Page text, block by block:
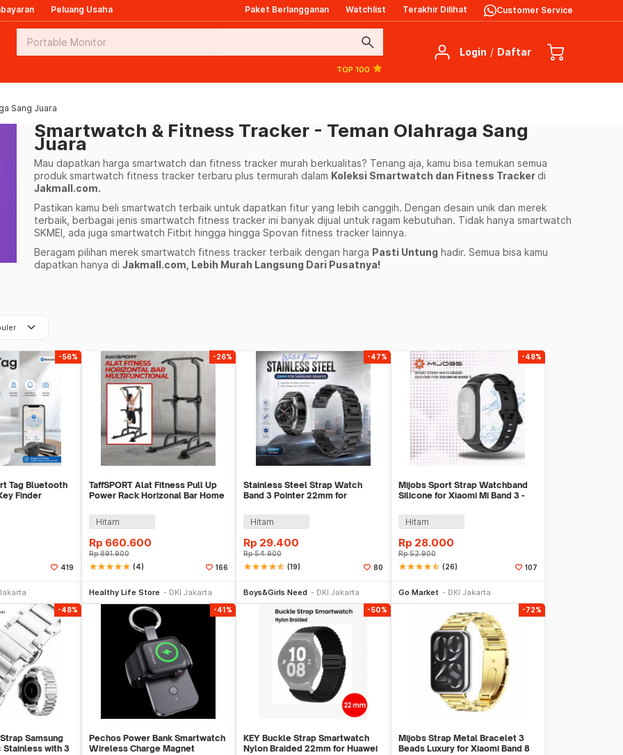
Peluang Usaha Paket Berlangganan Watchlist Terakhir Dilihat Customer Service
search
TOP 100
Login / Daftar
Sang Juara
Smartwatch & Fitness Tracker - Teman Olahraga Sang
Juara
Mau dapatkan harga smartwatch dan fitness tracker murah berkualitas? Tenang aja, kamu bisa temukan semua
produk smartwatch fitness tracker terbaru plus termurah dalam Koleksi Smartwatch dan Fitness Tracker di
Jakmall.com.
Pastikan kamu beli smartwatch terbaik untuk dapatkan fitur yang lebih canggih. Dengan desain unik dan merek
terbaik, berbagai jenis smartwatch fitness tracker ini banyak dijual untuk ragam kebutuhan. Tidak hanya smartwatch
SKMEI, ada juga smartwatch Fitbit hingga hingga Spovan fitness tracker lainnya.
Beragam pilihan merek smartwatch fitness tracker terbaik dengan harga Pasti Untung hadir. Semua bisa kamu
dapatkan hanya di Jakmall.com, Lebih Murah Langsung Dari Pusatnya!
keyboard_arrow_down
-56%
Tag Bluetooth
Finder
419
-26%
TaffSPORT Alat Fitness Pull Up
Power Rack Horizonal Bar Home
Hitam
Rp 660.600
Rp891.900
starstarstarstarstar (4) 166
Healthy Life Store DKI Jakarta
-47%
Stainless Steel Strap Watch
Band 3 Pointer 22mm for
Hitam
Rp 29.400
Rp54.900
starstarstarstarstar_half (19) 80
Boys&Girls Need DKI Jakarta
-48%
Mijobs Sport Strap Watchband
Silicone for Xiaomi Mi Band 3 -
Hitam
Rp 28.000
Rp52.900
starstarstarstarstar_half (26) 107
Go Market DKI Jakarta
-48%
Samsung
Stainless with 3
-41%
Pechos Power Bank Smartwatch
Wireless Charge Magnet
-50%
KEY Buckle Strap Smartwatch
Nylon Braided 22mm for Huawei
-72%
Mijobs Strap Metal Bracelet 3
Beads Luxury for Xiaomi Band 8